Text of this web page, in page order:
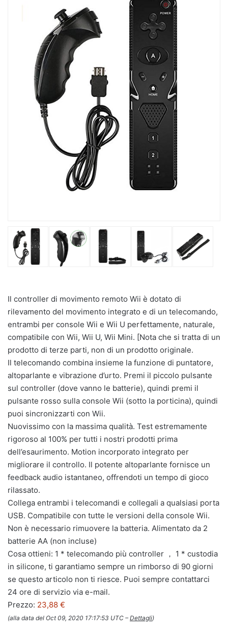
Il controller di movimento remoto Wii è dotato di
rilevamento del movimento integrato e di un telecomando,
entrambi per console Wii e Wii U perfettamente, naturale,
compatibile con Wii, Wii U, Wii Mini. [Nota che si tratta di un
prodotto di terze parti, non di un prodotto originale.
Il telecomando combina insieme la funzione di puntatore,
altoparlante e vibrazione d’urto. Premi il piccolo pulsante
sul controller (dove vanno le batterie), quindi premi il
pulsante rosso sulla console Wii (sotto la porticina), quindi
puoi sincronizzarti con Wii.
Nuovissimo con la massima qualità. Test estremamente
rigoroso al 100% per tutti i nostri prodotti prima
dell’esaurimento. Motion incorporato integrato per
migliorare il controllo. Il potente altoparlante fornisce un
feedback audio istantaneo, offrendoti un tempo di gioco
rilassato.
Collega entrambi i telecomandi e collegali a qualsiasi porta
USB. Compatibile con tutte le versioni della console Wii.
Non è necessario rimuovere la batteria. Alimentato da 2
batterie AA (non incluse)
Cosa ottieni: 1 * telecomando più controller ， 1 * custodia
in silicone, ti garantiamo sempre un rimborso di 90 giorni
se questo articolo non ti riesce. Puoi sempre contattarci
24 ore di servizio via e-mail.
Prezzo: 23,88 €
(alla data del Oct 09, 2020 17:17:53 UTC –Dettagli)